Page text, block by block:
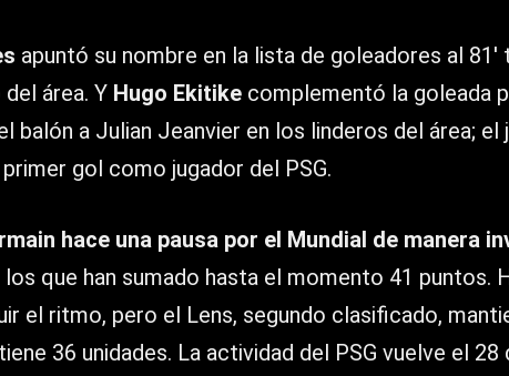
apuntó su nombre en la lista de goleadores al 81′
área. Y Hugo Ekitike complementó la goleada
balón a Julian Jeanvier en los linderos del área;
gol como jugador del PSG.
hace una pausa por el Mundial de manera
que han sumado hasta el momento 41 puntos.
el ritmo, pero el Lens, segundo clasificado,
36 unidades. La actividad del PSG vuelve el